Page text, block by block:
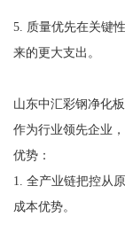
5. 质量优先在关键
来的更大支出。
山东中汇彩钢净化
作为行业领先企业
优势：
1. 全产业链把控从
成本优势。